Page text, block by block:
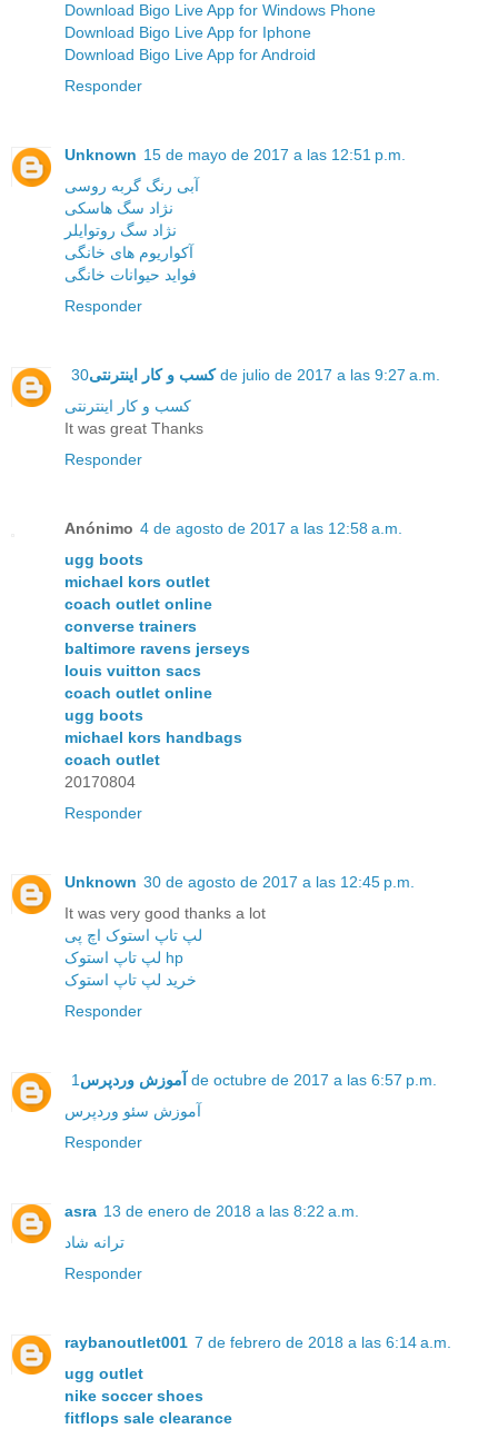
Download Bigo Live App for Windows Phone
Download Bigo Live App for Iphone
Download Bigo Live App for Android
Responder
Unknown 15 de mayo de 2017 a las 12:51 p.m.
آبی رنگ گربه روسی
نژاد سگ هاسکی
نژاد سگ روتوایلر
آکواریوم های خانگی
فواید حیوانات خانگی
Responder
کسب و کار اینترنتی30 de julio de 2017 a las 9:27 a.m.
کسب و کار اینترنتی
It was great Thanks
Responder
Anónimo 4 de agosto de 2017 a las 12:58 a.m.
ugg boots
michael kors outlet
coach outlet online
converse trainers
baltimore ravens jerseys
louis vuitton sacs
coach outlet online
ugg boots
michael kors handbags
coach outlet
20170804
Responder
Unknown 30 de agosto de 2017 a las 12:45 p.m.
It was very good thanks a lot
لپ تاپ استوک اچ پی
لپ تاپ استوک hp
خرید لپ تاپ استوک
Responder
آموزش وردپرس 1 de octubre de 2017 a las 6:57 p.m.
آموزش سئو وردپرس
Responder
asra 13 de enero de 2018 a las 8:22 a.m.
ترانه شاد
Responder
raybanoutlet001 7 de febrero de 2018 a las 6:14 a.m.
ugg outlet
nike soccer shoes
fitflops sale clearance